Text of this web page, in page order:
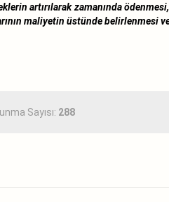
artırılarak zamanında
maliyetin üstünde belirlenmesi ve
Sayısı: 288